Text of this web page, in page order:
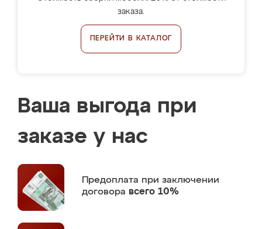
заказа.
ПЕРЕЙТИ В КАТАЛОГ
Ваша выгода при
заказе у нас
Предоплата при заключении
договора всего 10%